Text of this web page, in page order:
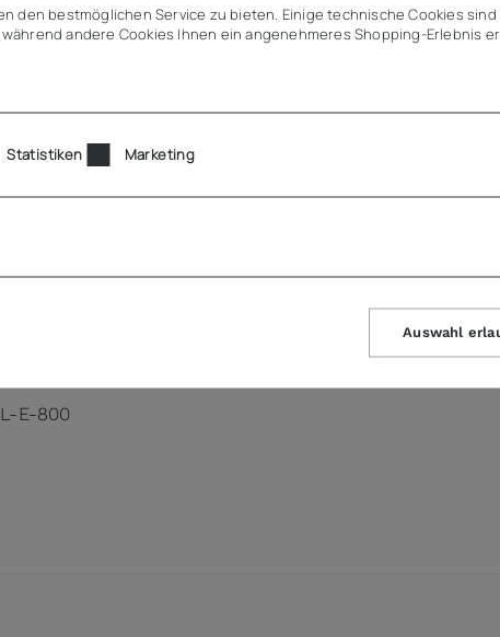
Angebot
E-800
den bestmöglichen Service zu bieten. Einige technische Cookies
andere Cookies Ihnen ein angenehmeres Shopping-Erlebnis
Statistiken Marketing
Auswahl